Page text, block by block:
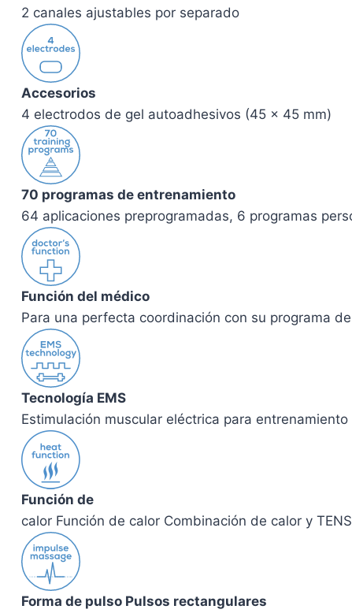
2 canales ajustables por separado
Accesorios
4 electrodos de gel autoadhesivos (45 x 45 mm)
70 programas de entrenamiento
64 aplicaciones preprogramadas, 6 programas
Función del médico
Para una perfecta coordinación con su programa
Tecnología EMS
Estimulación muscular eléctrica para
Función de
calor Función de calor Combinación de calor y TENS
Forma de pulso Pulsos rectangulares